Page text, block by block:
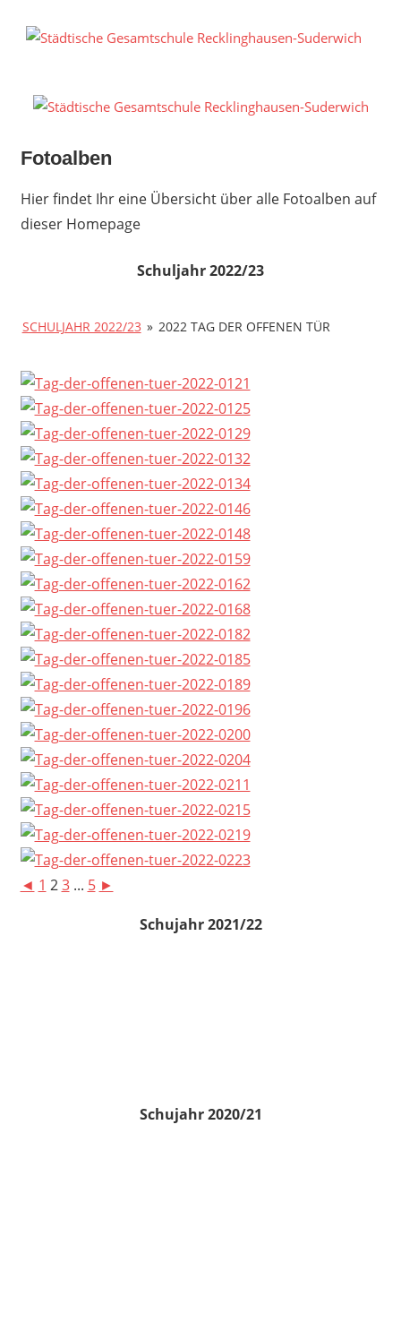
Inhalt
Fotoalben
Hier findet Ihr eine Übersicht über alle Fotoalben auf
dieser Homepage
Schuljahr 2022/23
SCHULJAHR 2022/23 » 2022 TAG DER OFFENEN TÜR
◄ 1 2 3 ... 5 ►
Schujahr 2021/22
Schujahr 2020/21